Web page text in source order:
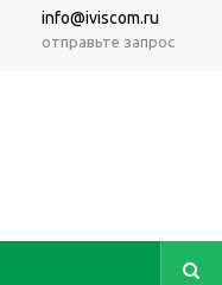
info@iviscom.ru
отправьте запрос